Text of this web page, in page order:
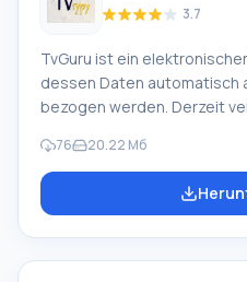
3.7
TvGuru ist ein
dessen Daten automatisch
bezogen werden. Derzeit
TV-Sendern und unterstützt
Informationsquellen (All
VideoGuide, Gorodskoy Kot
76 20.22 Мб